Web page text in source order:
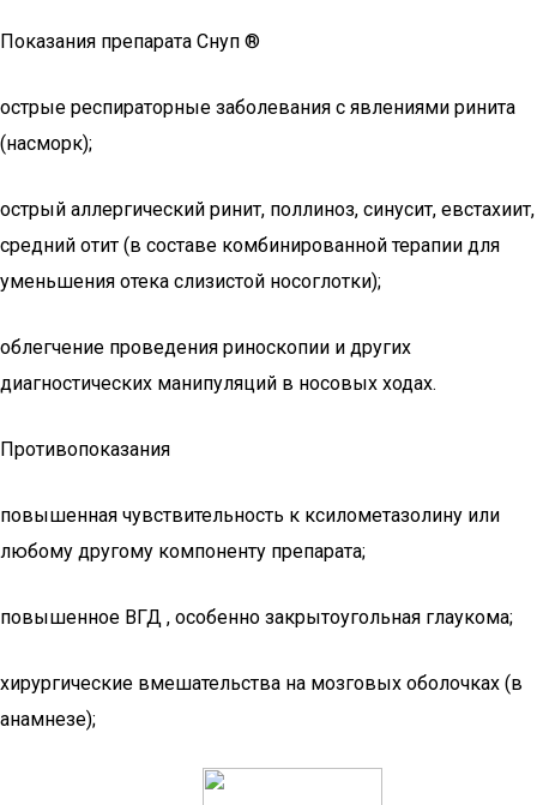
Показания препарата Снуп ®
острые респираторные заболевания с явлениями ринита
(насморк);
острый аллергический ринит, поллиноз, синусит, евстахиит,
средний отит (в составе комбинированной терапии для
уменьшения отека слизистой носоглотки);
облегчение проведения риноскопии и других
диагностических манипуляций в носовых ходах.
Противопоказания
повышенная чувствительность к ксилометазолину или
любому другому компоненту препарата;
повышенное ВГД , особенно закрытоугольная глаукома;
хирургические вмешательства на мозговых оболочках (в
анамнезе);